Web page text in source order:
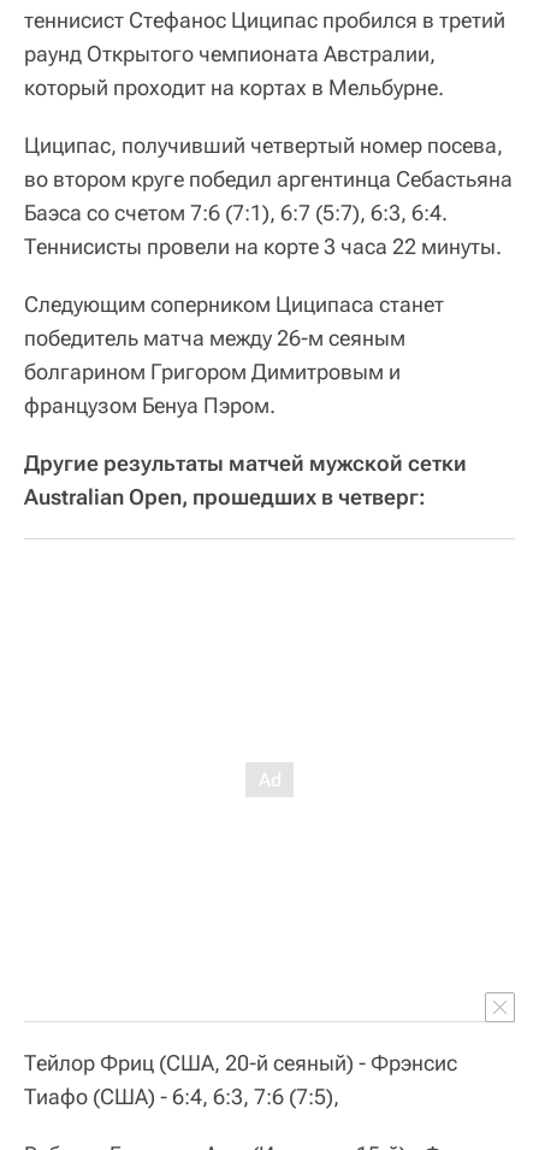
теннисист Стефанос Циципас пробился в третий
раунд Открытого чемпионата Австралии,
который проходит на кортах в Мельбурне.
Циципас, получивший четвертый номер посева,
во втором круге победил аргентинца Себастьяна
Баэса со счетом 7:6 (7:1), 6:7 (5:7), 6:3, 6:4.
Теннисисты провели на корте 3 часа 22 минуты.
Следующим соперником Циципаса станет
победитель матча между 26-м сеяным
болгарином Григором Димитровым и
французом Бенуа Пэром.
Другие результаты матчей мужской сетки
Australian Open, прошедших в четверг:
Тейлор Фриц (США, 20-й сеяный) - Фрэнсис
Тиафо (США) - 6:4, 6:3, 7:6 (7:5),